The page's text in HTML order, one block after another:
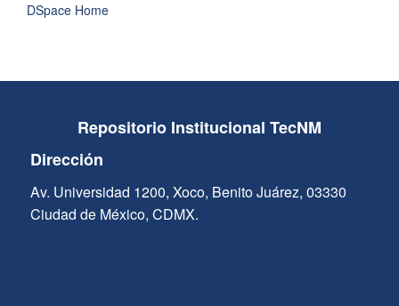
DSpace Home
Repositorio Institucional TecNM
Dirección
Av. Universidad 1200, Xoco, Benito Juárez, 03330
Ciudad de México, CDMX.